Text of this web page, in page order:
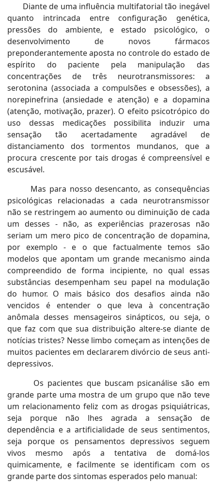
Diante de uma influência multifatorial tão inegável
quanto intrincada entre configuração genética,
pressões do ambiente, e estado psicológico, o
desenvolvimento de novos fármacos
preponderantemente aposta no controle do estado de
espírito do paciente pela manipulação das
concentrações de três neurotransmissores: a
serotonina (associada a compulsões e obsessões), a
norepinefrina (ansiedade e atenção) e a dopamina
(atenção, motivação, prazer). O efeito psicotrópico do
uso dessas medicações possibilita induzir uma
sensação tão acertadamente agradável de
distanciamento dos tormentos mundanos, que a
procura crescente por tais drogas é compreensível e
escusável.
Mas para nosso desencanto, as consequências
psicológicas relacionadas a cada neurotransmissor
não se restringem ao aumento ou diminuição de cada
um desses - não, as experiências prazerosas não
seriam um mero pico de concentração de dopamina,
por exemplo - e o que factualmente temos são
modelos que apontam um grande mecanismo ainda
compreendido de forma incipiente, no qual essas
substâncias desempenham seu papel na modulação
do humor. O mais básico dos desafios ainda não
vencidos é entender o que leva à concentração
anômala desses mensageiros sinápticos, ou seja, o
que faz com que sua distribuição altere-se diante de
notícias tristes? Nesse limbo começam as intenções de
muitos pacientes em declararem divórcio de seus anti-
depressivos.
Os pacientes que buscam psicanálise são em
grande parte uma mostra de um grupo que não teve
um relacionamento feliz com as drogas psiquiátricas,
seja porque não lhes agrada a sensação de
dependência e a artificialidade de seus sentimentos,
seja porque os pensamentos depressivos seguem
vivos mesmo após a tentativa de domá-los
quimicamente, e facilmente se identificam com os
grande parte dos sintomas esperados pelo manual: